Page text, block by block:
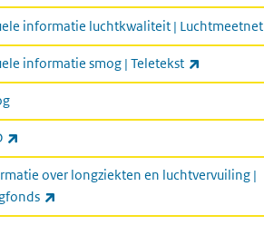
informatie luchtkwaliteit | Luchtmeetnet
informatie smog | Teletekst
over longziekten en luchtvervuiling |